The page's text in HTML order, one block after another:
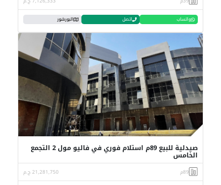
واتساب اتصل البورشور
صيدلية للبيع 89م استلام فوري في فاليو مول 2 التجمع
الخامس
89م 21,281,750 ج.م